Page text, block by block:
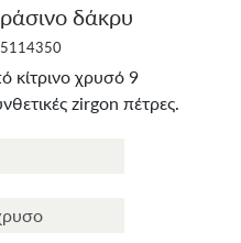
δάκρυ
κίτρινο χρυσό 9
zirgon πέτρες.